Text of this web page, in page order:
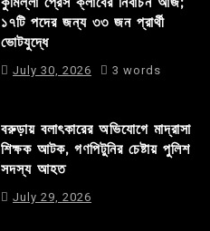
১৭টি পদের জন্য ৩৩ জন প্রার্থী
ভোটযুদ্ধে
July 30, 2026 3 words
বরুড়ায় বলাৎকারের অভিযোগে মাদ্রাসা
শিক্ষক আটক, গণপিটুনির চেষ্টায় পুলিশ
সদস্য আহত
July 29, 2026